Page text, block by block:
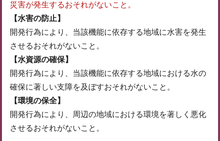
災害が発生するおそれがないこと。
【水害の防止】
開発行為により、当該機能に依存する地域に水害を発生
させるおそれがないこと。
【水資源の確保】
開発行為により、当該機能に依存する地域における水の
確保に著しい支障を及ぼすおそれがないこと。
【環境の保全】
開発行為により、周辺の地域における環境を著しく悪化
させるおそれがないこと。